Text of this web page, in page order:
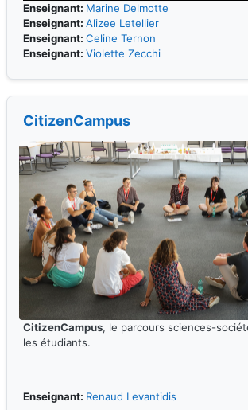
Enseignant: Marine Delmotte
Enseignant: Alizee Letellier
Enseignant: Celine Ternon
Enseignant: Violette Zecchi
CitizenCampus
CitizenCampus, le parcours sciences-
les étudiants.
Enseignant: Renaud Levantidis